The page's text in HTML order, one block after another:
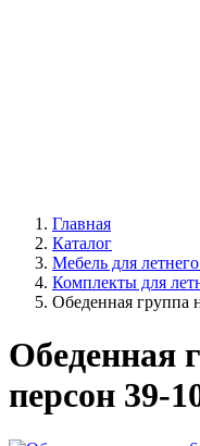
Главная
Каталог
Мебель для
Комплекты для
Обеденная группа
Обеденная
персон 39-